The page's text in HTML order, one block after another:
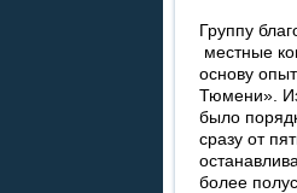
Группу
местные
основу
Тюмени».
было
сразу от
более